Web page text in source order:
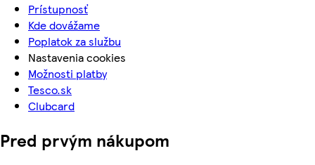
Prístupnosť
Kde dovážame
Poplatok za službu
Nastavenia cookies
Možnosti platby
Tesco.sk
Clubcard
Pred prvým nákupom